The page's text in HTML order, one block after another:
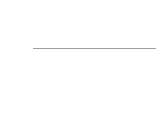
otros